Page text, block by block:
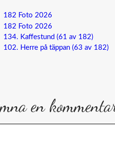
Kategorier
182 Foto 2026
Etiketter
182 Foto 2026
134. Kaffestund (61 av 182)
102. Herre på täppan (63 av 182)
en